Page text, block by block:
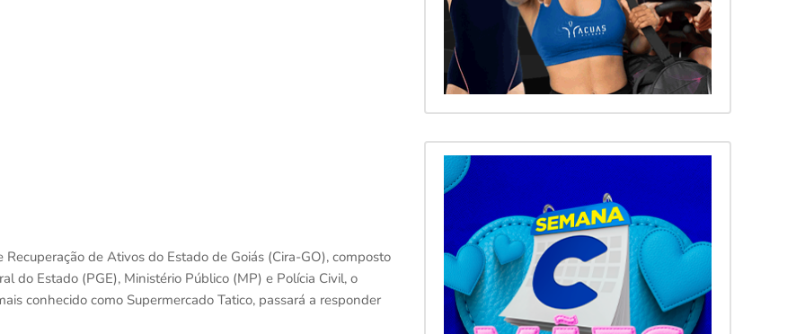
de Ativos do Estado de Goiás (Cira-GO), composto
do Estado (PGE), Ministério Público (MP) e Polícia Civil, o
conhecido como Supermercado Tatico, passará a responder